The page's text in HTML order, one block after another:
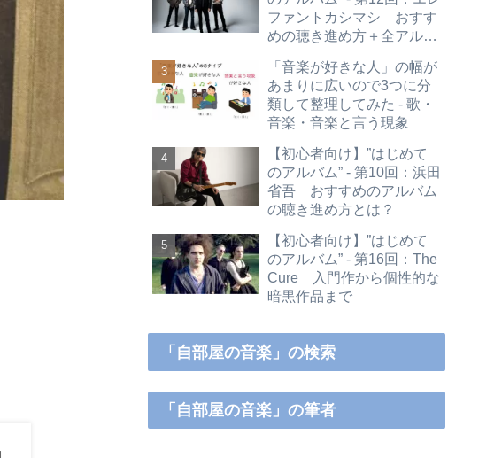
ファントカシマシ おすす
めの聴き進め方＋全アルバ
「音楽が好きな人」の幅が
あまりに広いので3つに分
類して整理してみた - 歌・
音楽・音楽と言う現象
【初心者向け】”はじめて
のアルバム” - 第10回：浜田
省吾 おすすめのアルバム
の聴き進め方とは？
【初心者向け】”はじめて
のアルバム” - 第16回：The
Cure 入門作から個性的な
暗黒作品まで
「自部屋の音楽」の検索
「自部屋の音楽」の筆者